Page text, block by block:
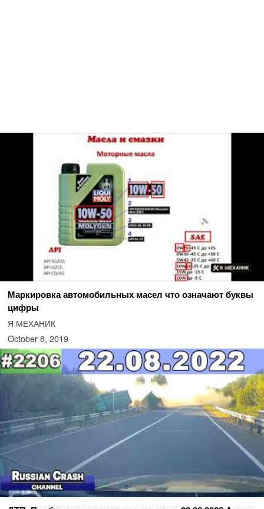
Маркировка автомобильных масел что означают буквы
цифры
Я МЕХАНИК
October 8, 2019